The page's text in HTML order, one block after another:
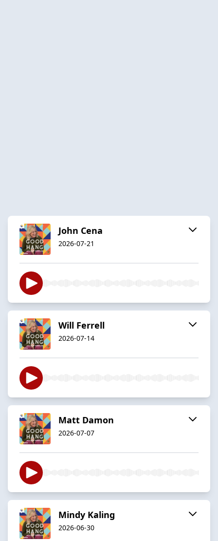
John Cena
2026-07-21
Will Ferrell
2026-07-14
Matt Damon
2026-07-07
Mindy Kaling
2026-06-30